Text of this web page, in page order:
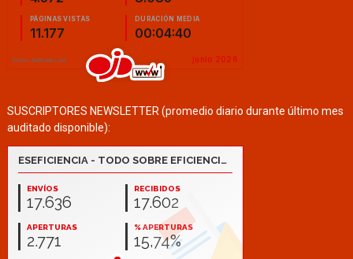
SUSCRIPTORES NEWSLETTER (promedio diario durante último mes
auditado disponible):